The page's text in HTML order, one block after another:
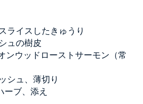
ライスしたきゅうり
ュの樹皮
ンウッドローストサーモン（常
シュ、薄切り
ーブ、添え